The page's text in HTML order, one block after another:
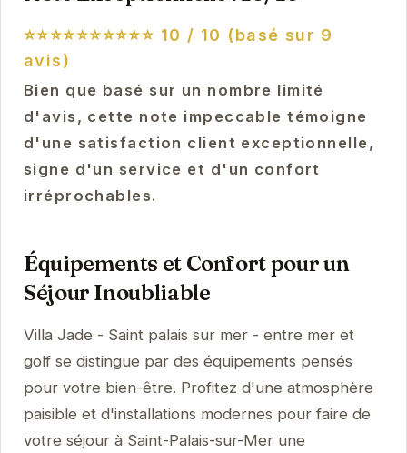
⭐⭐⭐⭐⭐⭐⭐⭐⭐⭐ 10 / 10 (basé sur 9
avis)
Bien que basé sur un nombre limité
d'avis, cette note impeccable témoigne
d'une satisfaction client exceptionnelle,
signe d'un service et d'un confort
irréprochables.
Équipements et Confort pour un
Séjour Inoubliable
Villa Jade - Saint palais sur mer - entre mer et
golf se distingue par des équipements pensés
pour votre bien-être. Profitez d'une atmosphère
paisible et d'installations modernes pour faire de
votre séjour à Saint-Palais-sur-Mer une